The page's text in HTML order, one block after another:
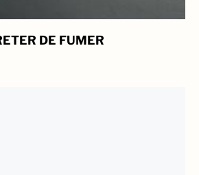
DE FUMER